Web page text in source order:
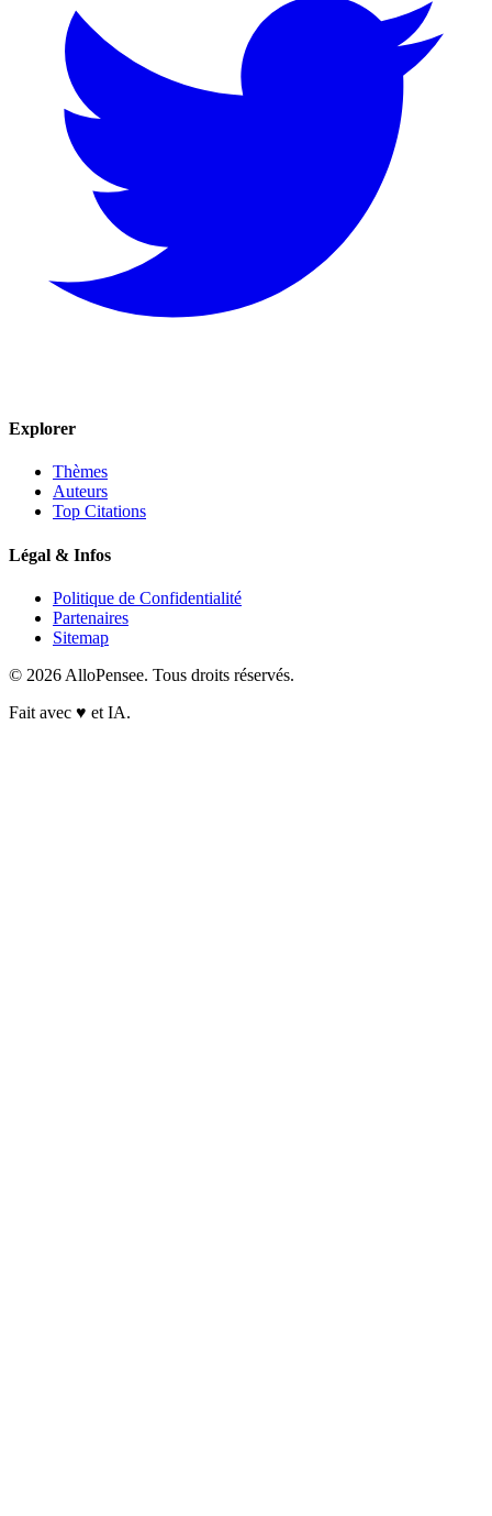
Explorer
Thèmes
Auteurs
Top Citations
Légal & Infos
Politique de Confidentialité
Partenaires
Sitemap
© 2026 AlloPensee. Tous droits réservés.
Fait avec ♥ et IA.